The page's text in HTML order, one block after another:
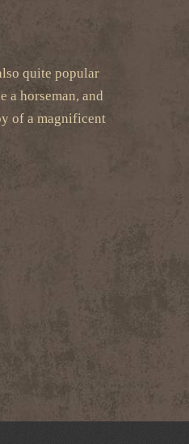
quite popular
a horseman, and
of a magnificent